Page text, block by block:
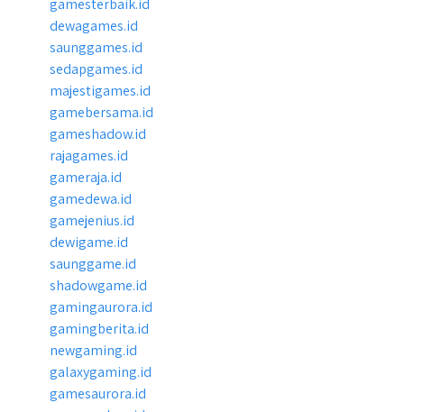
gamesterbaik.id
dewagames.id
saunggames.id
sedapgames.id
majestigames.id
gamebersama.id
gameshadow.id
rajagames.id
gameraja.id
gamedewa.id
gamejenius.id
dewigame.id
saunggame.id
shadowgame.id
gamingaurora.id
gamingberita.id
newgaming.id
galaxygaming.id
gamesaurora.id